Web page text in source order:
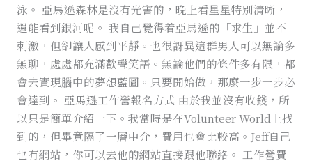
泳。 亞馬遜森林是沒有光害的，晚上看星星特別清晰，
還能看到銀河呢。 我自己覺得着亞馬遜的「求生」並不
刺激，但卻讓人感到平靜。也很訝異這群男人可以無論多
無聊，處處都充滿歡聲笑語。無論他們的條件多有限，都
會去實現腦中的夢想藍圖。只要開始做，那麼一步一步必
會達到。 亞馬遜工作營報名方式 由於我並沒有收錢，所
以只是簡單介紹一下。我當時是在Volunteer World上找
到的，但畢竟隔了一層中介，費用也會比較高。Jeff自己
也有網站，你可以去他的網站直接跟他聯絡。 工作營費